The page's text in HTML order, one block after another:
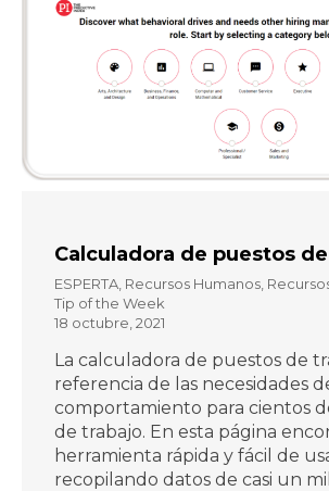
Calculadora de puestos
ESPERTA Recursos Humanos
Tip of the Week
18 octubre, 2021
La calculadora de puestos de
referencia de las necesidades
comportamiento para cientos
de trabajo. En esta página
herramienta rápida y fácil de
recopilando datos de casi un